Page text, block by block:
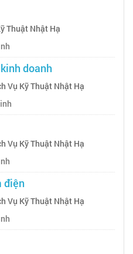
Thuật Nhật Hạ
doanh
Vụ Kỹ Thuật Nhật Hạ
Vụ Kỹ Thuật Nhật Hạ
điện
Vụ Kỹ Thuật Nhật Hạ